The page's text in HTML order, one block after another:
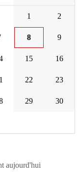
1 2
8 9
15 16
22 23
29 30
aujourd'hui